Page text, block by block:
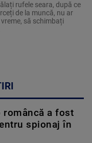
rufele seara, după ce
de la muncă, nu ar
să schimbați
româncă a fost
spionaj în